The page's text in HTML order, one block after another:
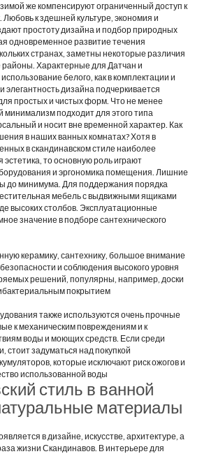
же компенсируют ограниченный доступ к
Любовь к здешней культуре, экономия и
простоту дизайна и подбор природных
одновременное развитие течения
странах, заметны некоторые различия
районы. Характерные для Датчан и
белого, как в комплектации и
элегантность дизайна подчеркивается
простых и чистых форм. Что не менее
минимализм подходит для этого типа
и носит вне временной характер. Как
в наших ванных комнатах? Хотя в
в скандинавском стиле наиболее
то основную роль играют
и эргономика помещения. Лишние
до минимума. Для поддержания порядка
мебель с выдвижными ящиками
высоких столбов. Эксплуатационные
значение в подборе сантехнического
керамику, сантехнику, большое внимание
и соблюдения высокого уровня
решений, популярны, например, доски
покрытием
также используются очень прочные
к механическим повреждениям и к
воды и моющих средств. Если среди
стоит задуматься над покупкой
которые исключают риск ожогов и
использованной воды
стиль в ванной
материалы
в дизайне, искусстве, архитектуре, а
жизни Скандинавов. В интерьере для